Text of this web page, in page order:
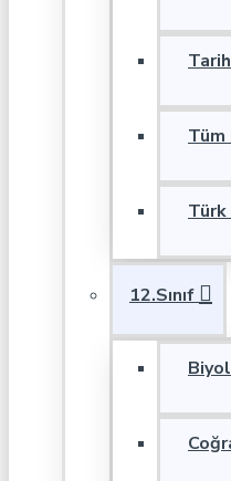
Tarih
Türk
12.Sınıf